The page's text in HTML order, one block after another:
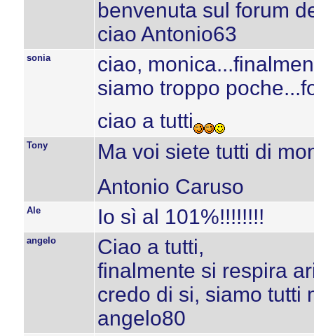
benvenuta sul forum
ciao Antonio63
sonia
ciao,
siamo troppo
ciao a tutti
Tony
Ma voi siete tutti di
Antonio Caruso
Ale Io sì al 101%!!!!!!!!
angelo
Ciao a tutti,
finalmente si respira
credo di si, siamo tutti
angelo80